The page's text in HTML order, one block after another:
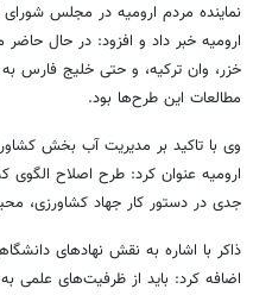
نماینده مردم ارومیه در مجلس شورای
ارومیه خبر داد و افزود: در حال
خزر، وان ترکیه، و حتی خلیج فارس
مطالعات این طرح‌ها بود.
وی با تاکید بر مدیریت آب بخش
ارومیه عنوان کرد: طرح اصلاح
جدی در دستور کار جهاد کشاورزی،
ذاکر با اشاره به نقش نهادهای
اضافه کرد: باید از ظرفیت‌های علمی